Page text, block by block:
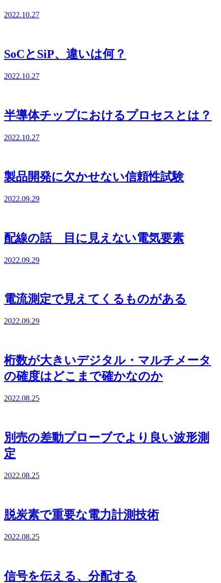
2022.10.27
SoCとSiP、違いは何？
2022.10.27
半導体チップにおけるプロセスとは？
2022.10.27
製品開発に欠かせない信頼性試験
2022.09.29
配線の話 目に見えない電気要素
2022.09.29
電流測定で見えてくるものがある
2022.09.29
桁数が大きいデジタル・マルチメータ
の確度はどこまで確かなのか
2022.08.25
別売の差動プローブでより良い波形測
定
2022.08.25
脱炭素で重要な電力計測技術
2022.08.25
信号を伝える、分配する